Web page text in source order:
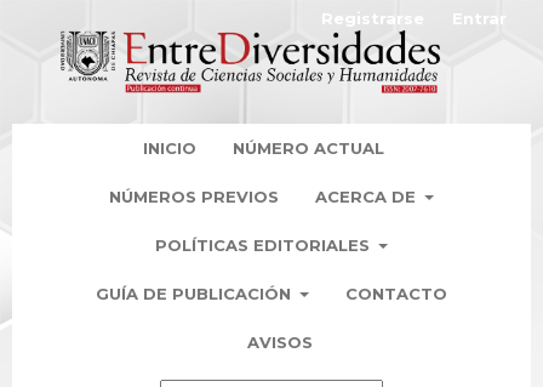
INICIO NÚMERO ACTUAL
NÚMEROS PREVIOS ACERCA DE
POLÍTICAS EDITORIALES
GUÍA DE PUBLICACIÓN CONTACTO
AVISOS
Registrarse Entrar